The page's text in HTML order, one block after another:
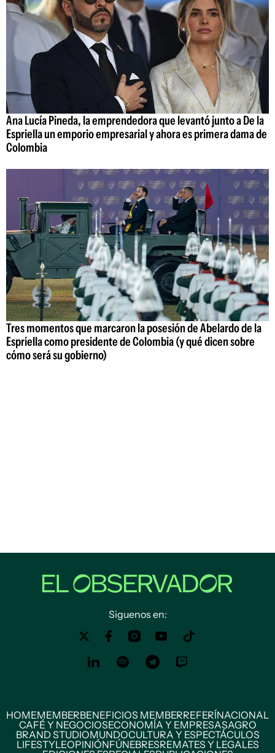
Ana Lucía Pineda, la emprendedora que levantó junto a De la
Espriella un emporio empresarial y ahora es primera dama de
Colombia
Tres momentos que marcaron la posesión de Abelardo de la
Espriella como presidente de Colombia (y qué dicen sobre
cómo será su gobierno)
Siguenos en:
HOMEMEMBERBENEFICIOS MEMBERREFERÍNACIONAL
CAFÉ Y NEGOCIOSECONOMÍA Y EMPRESASAGRO
BRAND STUDIOMUNDOCULTURA Y ESPECTÁCULOS
LIFESTYLEOPINIÓNFÚNEBRESREMATES Y LEGALES